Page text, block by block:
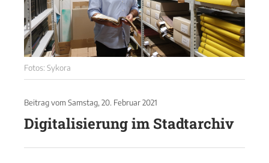
Fotos: Sykora
Beitrag vom Samstag, 20. Februar 2021
Digitalisierung im Stadtarchiv